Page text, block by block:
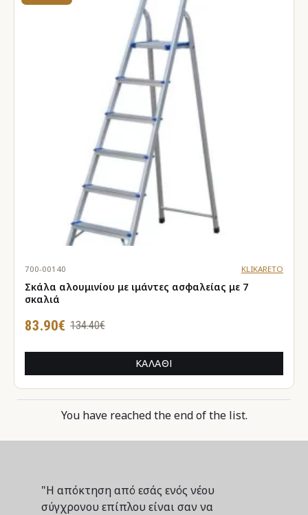
700-00140 KLIKARETO
Σκάλα αλουμινίου με ιμάντες ασφαλείας με 7
σκαλιά
83.90€ 134.40€
ΚΑΛΆΘΙ
You have reached the end of the list.
"Η απόκτηση από εσάς ενός νέου
σύγχρονου επίπλου είναι σαν να